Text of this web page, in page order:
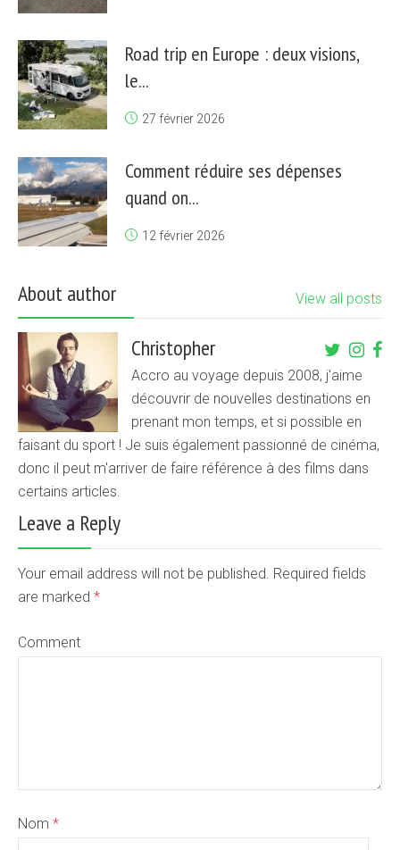
Road trip en Europe : deux visions,
le...
27 février 2026
Comment réduire ses dépenses
quand on...
12 février 2026
About author View all posts
Christopher
Accro au voyage depuis 2008, j'aime
découvrir de nouvelles destinations en
prenant mon temps, et si possible en
faisant du sport ! Je suis également passionné de cinéma,
donc il peut m'arriver de faire référence à des films dans
certains articles.
Leave a Reply
Your email address will not be published. Required fields
are marked *
Comment
Nom *